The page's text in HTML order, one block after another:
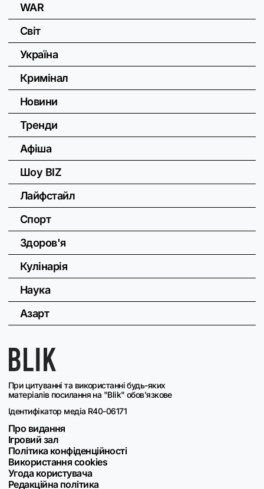
При цитуванні та використанні будь-яких
матеріалів посилання на "Blik" обов'язкове
Ідентифікатор медіа R40-06171
Про видання
Ігровий зал
Політика конфіденційності
Використання cookies
Угода користувача
Редакційна політика
WAR
Світ
Україна
Кримінал
Новини
Тренди
Афіша
Шоу BIZ
Лайфстайл
Спорт
Здоров'я
Кулінарія
Наука
Азарт